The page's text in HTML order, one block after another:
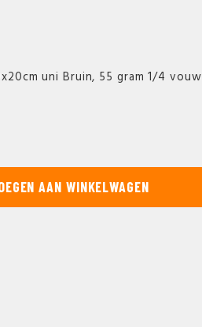
uni Bruin, 55 gram 1/4 vouw
AAN WINKELWAGEN